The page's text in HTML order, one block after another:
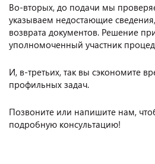
Во-вторых, до подачи мы
указываем недостающие
возврата документов. Решение
уполномоченный участник
И, в-третьих, так вы сэкономите
профильных задач.
Позвоните или напишите нам,
подробную консультацию!